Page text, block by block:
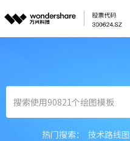
热门搜索： 技术路线图